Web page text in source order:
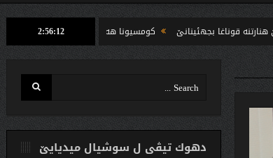
كومسیونا هه‌لبژارتنان ل شێخان ب رێكا دهوك تیڤى
2:56:13
دهوك تیڤی ل سوشیال ميديایێ